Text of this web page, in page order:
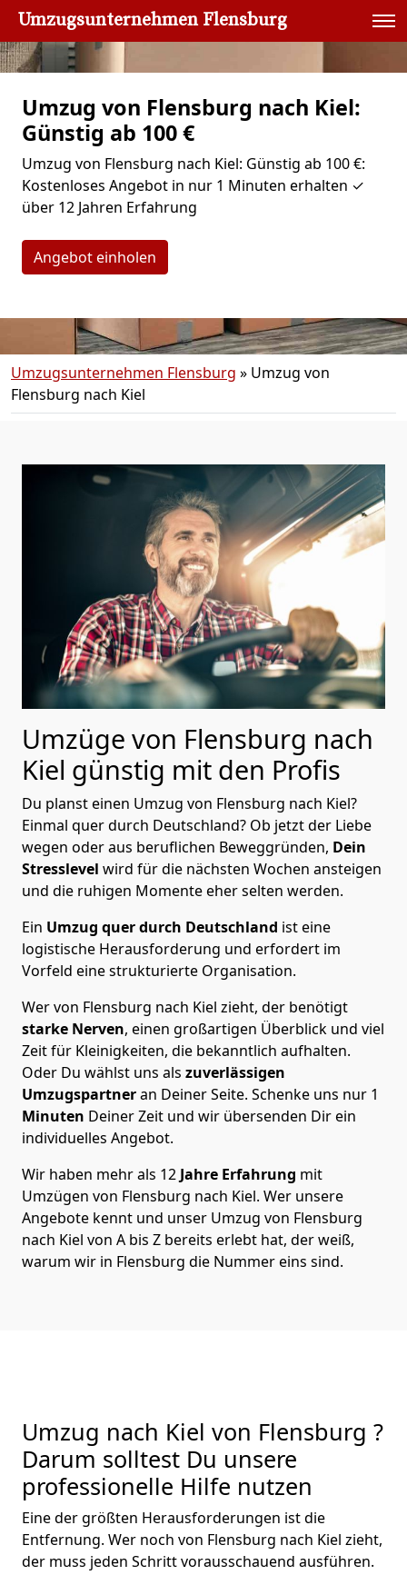
Umzugsunternehmen Flensburg
Umzug von Flensburg nach Kiel:
Günstig ab 100 €
Umzug von Flensburg nach Kiel: Günstig ab 100 €:
Kostenloses Angebot in nur 1 Minuten erhalten ✓
über 12 Jahren Erfahrung
Angebot einholen
Umzugsunternehmen Flensburg » Umzug von
Flensburg nach Kiel
Umzüge von Flensburg nach
Kiel günstig mit den Profis
Du planst einen Umzug von Flensburg nach Kiel?
Einmal quer durch Deutschland? Ob jetzt der Liebe
wegen oder aus beruflichen Beweggründen, Dein
Stresslevel wird für die nächsten Wochen ansteigen
und die ruhigen Momente eher selten werden.
Ein Umzug quer durch Deutschland ist eine
logistische Herausforderung und erfordert im
Vorfeld eine strukturierte Organisation.
Wer von Flensburg nach Kiel zieht, der benötigt
starke Nerven, einen großartigen Überblick und viel
Zeit für Kleinigkeiten, die bekanntlich aufhalten.
Oder Du wählst uns als zuverlässigen
Umzugspartneran Deiner Seite. Schenke uns nur 1
Minuten Deiner Zeit und wir übersenden Dir ein
individuelles Angebot.
Wir haben mehr als 12 Jahre Erfahrung mit
Umzügen von Flensburg nach Kiel. Wer unsere
Angebote kennt und unser Umzug von Flensburg
nach Kiel von A bis Z bereits erlebt hat, der weiß,
warum wir in Flensburg die Nummer eins sind.
Umzug nach Kiel von Flensburg ?
Darum solltest Du unsere
professionelle Hilfe nutzen
Eine der größten Herausforderungen ist die
Entfernung. Wer noch von Flensburg nach Kiel zieht,
der muss jeden Schritt vorausschauend ausführen.